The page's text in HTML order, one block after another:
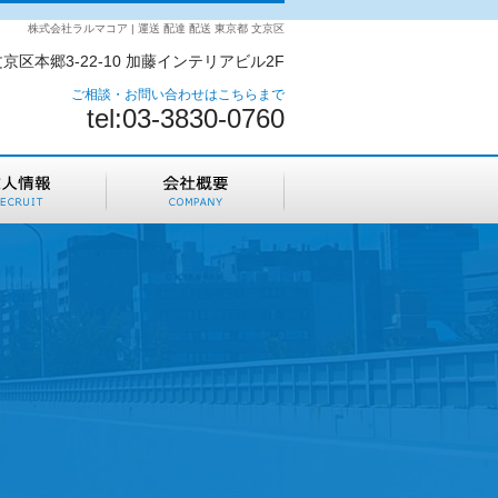
株式会社ラルマコア | 運送 配達 配送 東京都 文京区
区本郷3-22-10 加藤インテリアビル2F
ご相談・お問い合わせはこちらまで
tel:03-3830-0760